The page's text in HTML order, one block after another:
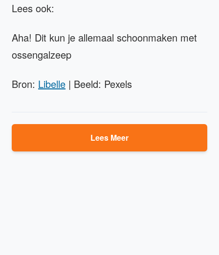
Lees ook:
Aha! Dit kun je allemaal schoonmaken met
ossengalzeep
Bron: Libelle | Beeld: Pexels
Lees Meer